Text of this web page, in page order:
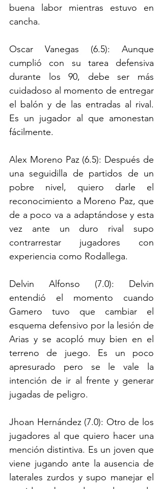
buena labor mientras estuvo en
cancha.
Oscar Vanegas (6.5): Aunque
cumplió con su tarea defensiva
durante los 90, debe ser más
cuidadoso al momento de entregar
el balón y de las entradas al rival.
Es un jugador al que amonestan
fácilmente.
Alex Moreno Paz (6.5): Después de
una seguidilla de partidos de un
pobre nivel, quiero darle el
reconocimiento a Moreno Paz, que
de a poco va a adaptándose y esta
vez ante un duro rival supo
contrarrestar jugadores con
experiencia como Rodallega.
Delvin Alfonso (7.0): Delvin
entendió el momento cuando
Gamero tuvo que cambiar el
esquema defensivo por la lesión de
Arias y se acopló muy bien en el
terreno de juego. Es un poco
apresurado pero se le vale la
intención de ir al frente y generar
jugadas de peligro.
Jhoan Hernández (7.0): Otro de los
jugadores al que quiero hacer una
mención distintiva. Es un joven que
viene jugando ante la ausencia de
laterales zurdos y supo manejar el